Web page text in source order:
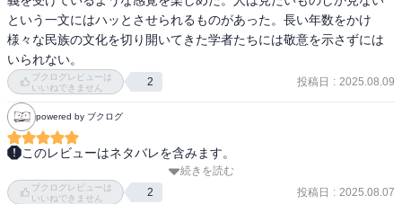
探求に際してはフィールドワーク。ともに生活することで、よそ者
の目線で暗黙の行動パターン・意味づけ・ルールを見つける。
外から見るとみんな仲良し、と見せてる村でも当然中に入るとそう
でもないことがわかる。中に入らないとわからないことがある。
中に入ってすぐわかるものではなく、長い時間をかけて信頼関係を
気づき、日々得られる断片的な情報を認識し分析を重ねる必要があ
る。
ここで得た事実からの学びより、描写を通して得られた洞察を学ぶ
言語的理解は単語の意味も含めて難しかったが、とても楽しく読め
た。
という一文にはハッとさせられるものがあった。長い年数をかけ
様々な民族の文化を切り開いてきた学者たちには敬意を示さずには
いられない。
ブクログレビューは
いいねできません
2 投稿日 : 2025.08.09
powered by ブクログ
このレビューはネタバレを含みます。
文化人類学というものを本書で初めて知りました。日常にある素朴
な疑問を、世界各地の多様な文化と事例により紐解いていく内容で
続きを読む
ブクログレビューは
いいねできません
2 投稿日 : 2025.08.07